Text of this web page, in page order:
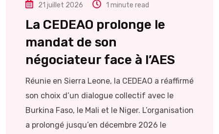
21 juillet 2026 1 minute read
La CEDEAO prolonge le
mandat de son
négociateur face à l’AES
Réunie en Sierra Leone, la CEDEAO a réaffirmé
son choix d’un dialogue collectif avec le
Burkina Faso, le Mali et le Niger. L’organisation
a prolongé jusqu’en décembre 2026 le